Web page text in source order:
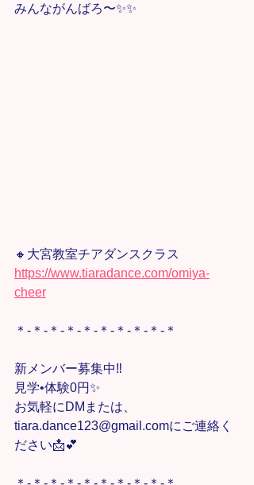
みんながんばろ〜✨✨
🔸大宮教室チアダンスクラス
https://www.tiaradance.com/omiya-
cheer
＊-＊-＊-＊-＊-＊-＊-＊-＊-＊
新メンバー募集中‼️
見学•体験0円✨
お気軽にDMまたは、
tiara.dance123@gmail.comにご連絡く
ださい📩💕